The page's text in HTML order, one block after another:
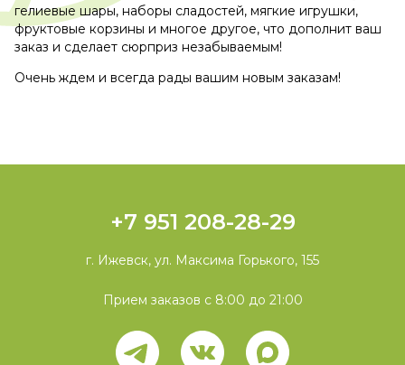
гелиевые шары, наборы сладостей, мягкие игрушки,
фруктовые корзины и многое другое, что дополнит ваш
заказ и сделает сюрприз незабываемым!
Очень ждем и всегда рады вашим новым заказам!
+7 951 208-28-29
г. Ижевск, ул. Максима Горького, 155
Прием заказов с 8:00 до 21:00